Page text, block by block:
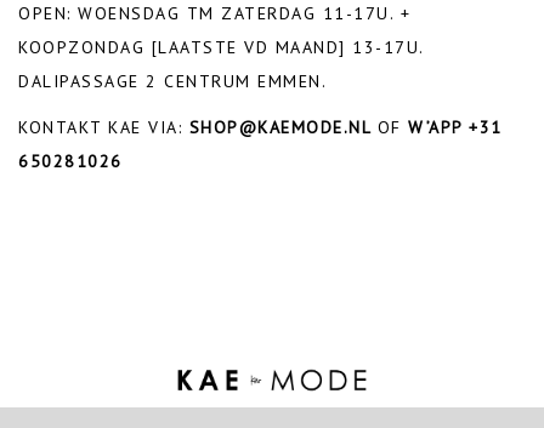
OPEN: WOENSDAG TM ZATERDAG 11-17U. +
KOOPZONDAG [LAATSTE VD MAAND] 13-17U.
DALIPASSAGE 2 CENTRUM EMMEN.
KONTAKT KAE VIA: SHOP@KAEMODE.NL OF W’APP +31
650281026